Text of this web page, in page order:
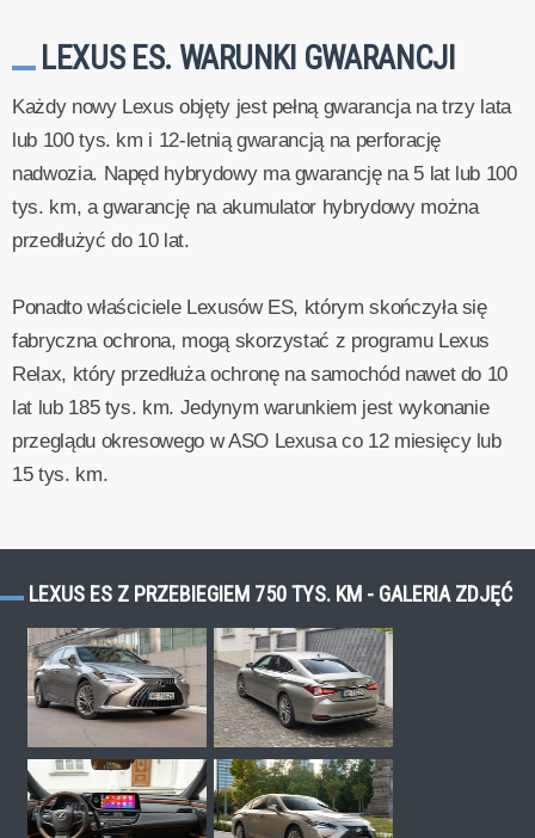
LEXUS ES. WARUNKI GWARANCJI
Każdy nowy Lexus objęty jest pełną gwarancja na trzy lata
lub 100 tys. km i 12-letnią gwarancją na perforację
nadwozia. Napęd hybrydowy ma gwarancję na 5 lat lub 100
tys. km, a gwarancję na akumulator hybrydowy można
przedłużyć do 10 lat.
Ponadto właściciele Lexusów ES, którym skończyła się
fabryczna ochrona, mogą skorzystać z programu Lexus
Relax, który przedłuża ochronę na samochód nawet do 10
lat lub 185 tys. km. Jedynym warunkiem jest wykonanie
przeglądu okresowego w ASO Lexusa co 12 miesięcy lub
15 tys. km.
LEXUS ES Z PRZEBIEGIEM 750 TYS. KM - GALERIA ZDJĘĆ